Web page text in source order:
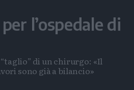
l’ospedale di
di un chirurgo: «Il
sono già a bilancio»